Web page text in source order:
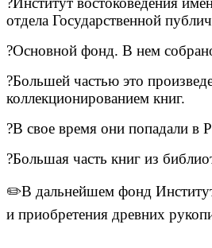
отдела Государственной
?Основной фонд. В нем
?Большей частью это
коллекционированием книг.
?В свое время они попадали в
?Большая часть книг из
✏️В дальнейшем фонд
и приобретения древних